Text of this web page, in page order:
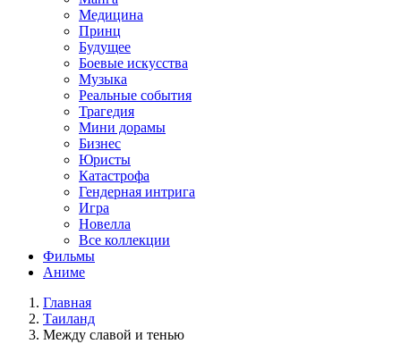
Медицина
Принц
Будущее
Боевые искусства
Музыка
Реальные события
Трагедия
Мини дорамы
Бизнес
Юристы
Катастрофа
Гендерная интрига
Игра
Новелла
Все коллекции
Фильмы
Аниме
Главная
Таиланд
Между славой и тенью